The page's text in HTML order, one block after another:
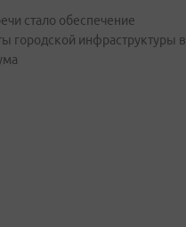
стало обеспечение
городской инфраструктуры в